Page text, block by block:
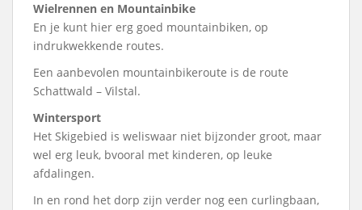
Wielrennen en Mountainbike
En je kunt hier erg goed mountainbiken, op
indrukwekkende routes.
Een aanbevolen mountainbikeroute is de route
Schattwald – Vilstal.
Wintersport
Het Skigebied is weliswaar niet bijzonder groot, maar
wel erg leuk, bvooral met kinderen, op leuke
afdalingen.
In en rond het dorp zijn verder nog een curlingbaan,